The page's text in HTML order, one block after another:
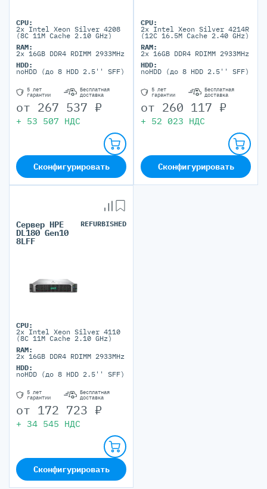
CPU:
2x Intel Xeon Silver 4208
(8C 11M Cache 2.10 GHz)
RAM:
2x 16GB DDR4 RDIMM 2933MHz
HDD:
noHDD (до 8 HDD 2.5'' SFF)
5 лет
гарантии
Бесплатная
доставка
от 267 537 ₽
+ 53 507 НДС
Сконфигурировать
CPU:
2x Intel Xeon Silver 4214R
(12C 16.5M Cache 2.40 GHz)
RAM:
2x 16GB DDR4 RDIMM 2933MHz
HDD:
noHDD (до 8 HDD 2.5'' SFF)
5 лет
гарантии
Бесплатная
доставка
от 260 117 ₽
+ 52 023 НДС
Сконфигурировать
Сервер HPE
DL180 Gen10
8LFF
REFURBISHED
CPU:
2x Intel Xeon Silver 4110
(8C 11M Cache 2.10 GHz)
RAM:
2x 16GB DDR4 RDIMM 2933MHz
HDD:
noHDD (до 8 HDD 2.5'' SFF)
5 лет
гарантии
Бесплатная
доставка
от 172 723 ₽
+ 34 545 НДС
Сконфигурировать